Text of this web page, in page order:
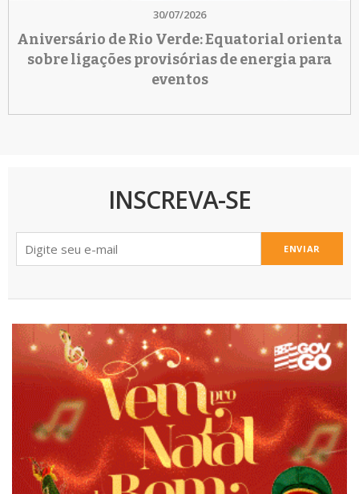
30/07/2026
Aniversário de Rio Verde: Equatorial orienta
sobre ligações provisórias de energia para
eventos
INSCREVA-SE
ENVIAR